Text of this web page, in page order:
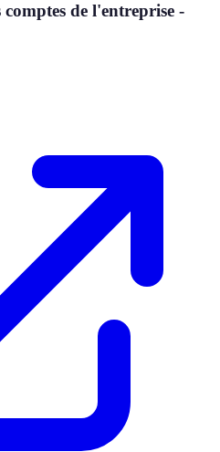
de l'entreprise -